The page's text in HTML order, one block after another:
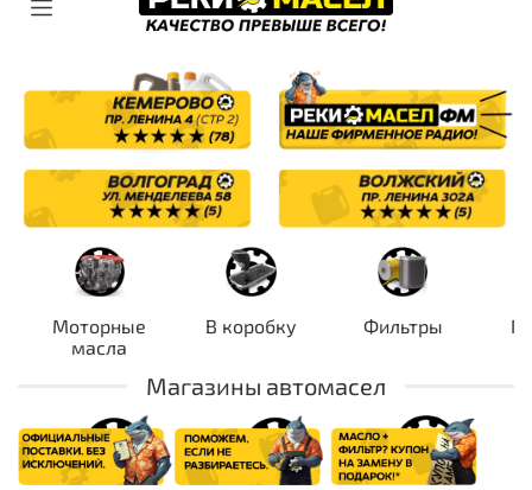
Моторные
масла
В коробку Фильтры
Магазины автомасел